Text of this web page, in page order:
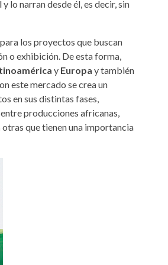
lo narran desde él, es decir, sin
los proyectos que buscan
o exhibición. De esta forma,
y Europa y también
este mercado se crea un
en sus distintas fases,
producciones africanas,
que tienen una importancia